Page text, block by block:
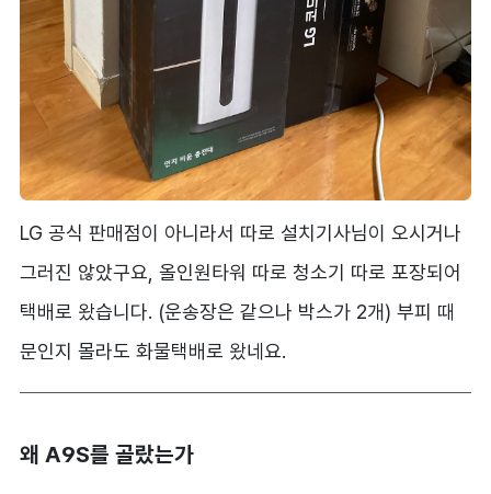
LG 공식 판매점이 아니라서 따로 설치기사님이 오시거나
그러진 않았구요, 올인원타워 따로 청소기 따로 포장되어
택배로 왔습니다. (운송장은 같으나 박스가 2개) 부피 때
문인지 몰라도 화물택배로 왔네요.
왜 A9S를 골랐는가